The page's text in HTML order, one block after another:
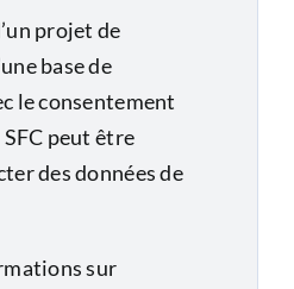
projet de
base de
le consentement
peut être
des données de
sur